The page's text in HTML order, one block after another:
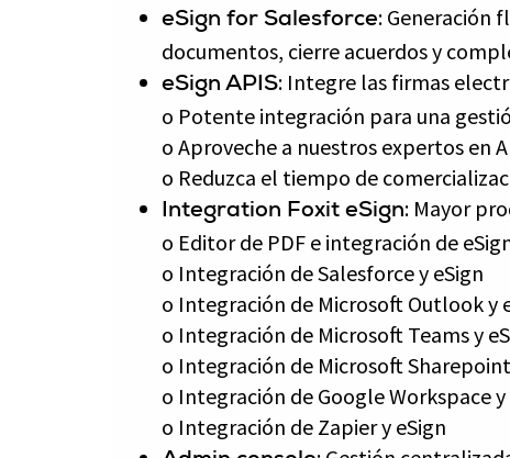
eSign for Salesforce: Generación
documentos, cierre acuerdos y
eSign APIS: Integre las firmas
o Potente integración para una
o Aproveche a nuestros expertos en
o Reduzca el tiempo de
Integration Foxit eSign: Mayor
o Editor de PDF e integración de
o Integración de Salesforce y eSign
o Integración de Microsoft Outlook y
o Integración de Microsoft Teams y
o Integración de Microsoft
o Integración de Google Workspace y
o Integración de Zapier y eSign